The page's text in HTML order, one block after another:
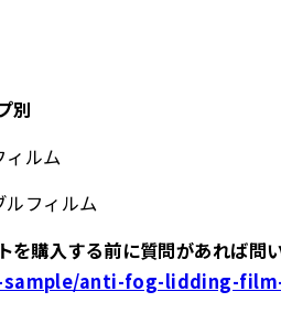
別
ィルム
ルフィルム
を購入する前に質問があれば問
sample/anti-fog-lidding-